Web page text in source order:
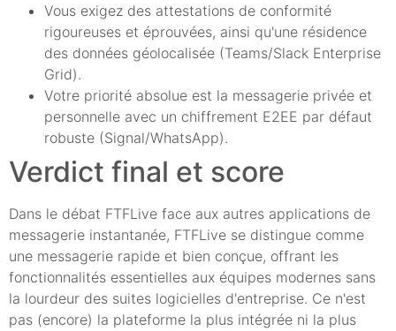
Vous exigez des attestations de conformité
rigoureuses et éprouvées, ainsi qu'une résidence
des données géolocalisée (Teams/Slack Enterprise
Grid).
Votre priorité absolue est la messagerie privée et
personnelle avec un chiffrement E2EE par défaut
robuste (Signal/WhatsApp).
Verdict final et score
Dans le débat FTFLive face aux autres applications de
messagerie instantanée, FTFLive se distingue comme
une messagerie rapide et bien conçue, offrant les
fonctionnalités essentielles aux équipes modernes sans
la lourdeur des suites logicielles d'entreprise. Ce n'est
pas (encore) la plateforme la plus intégrée ni la plus